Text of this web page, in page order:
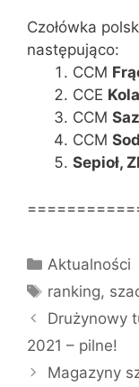
Czołówka
następująco:
CCM
CCE
CCM
CCM
Sepioł,
Kategorie
Aktualności
Tagi
ranking,
Drużynowy
2021 – pilne!
Magazyny